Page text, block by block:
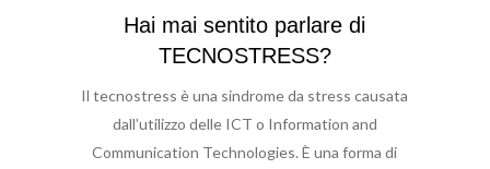
Hai mai sentito parlare di
TECNOSTRESS?
Il tecnostress è una sindrome da stress causata
dall’utilizzo delle ICT o Information and
Communication Technologies. È una forma di